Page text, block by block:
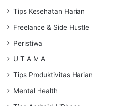
Tips Kesehatan Harian
Freelance & Side Hustle
Peristiwa
U T A M A
Tips Produktivitas Harian
Mental Health